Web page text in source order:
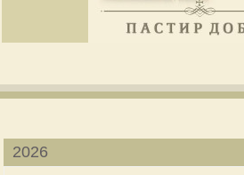
2026